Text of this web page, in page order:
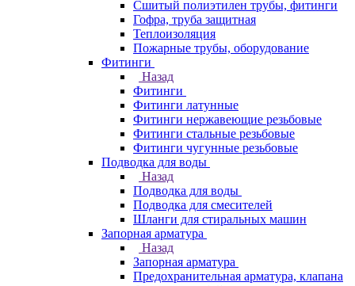
Сшитый полиэтилен трубы, фитинги
Гофра, труба защитная
Теплоизоляция
Пожарные трубы, оборудование
Фитинги
Назад
Фитинги
Фитинги латунные
Фитинги нержавеющие резьбовые
Фитинги стальные резьбовые
Фитинги чугунные резьбовые
Подводка для воды
Назад
Подводка для воды
Подводка для смесителей
Шланги для стиральных машин
Запорная арматура
Назад
Запорная арматура
Предохранительная арматура, клапана